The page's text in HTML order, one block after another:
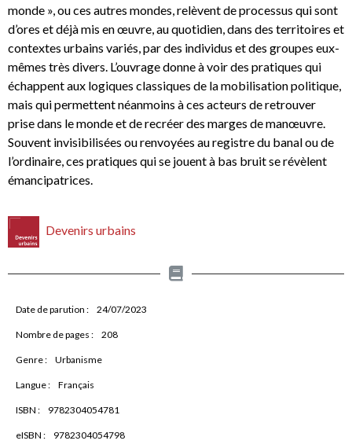
monde », ou ces autres mondes, relèvent de processus qui sont
d’ores et déjà mis en œuvre, au quotidien, dans des territoires et
contextes urbains variés, par des individus et des groupes eux-
mêmes très divers. L’ouvrage donne à voir des pratiques qui
échappent aux logiques classiques de la mobilisation politique,
mais qui permettent néanmoins à ces acteurs de retrouver
prise dans le monde et de recréer des marges de manœuvre.
Souvent invisibilisées ou renvoyées au registre du banal ou de
l’ordinaire, ces pratiques qui se jouent à bas bruit se révèlent
émancipatrices.
Devenirs urbains
Date de parution : 24/07/2023
Nombre de pages : 208
Genre : Urbanisme
Langue : Français
ISBN : 9782304054781
eISBN : 9782304054798